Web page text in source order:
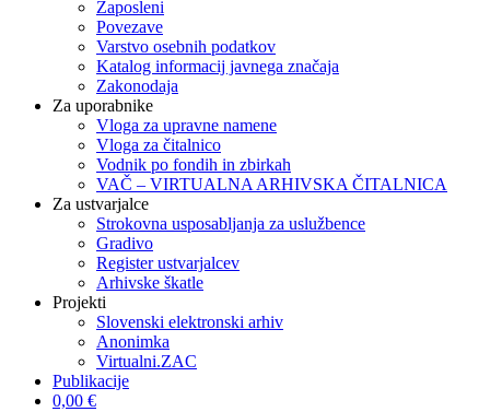
Zaposleni
Povezave
Varstvo osebnih podatkov
Katalog informacij javnega značaja
Zakonodaja
Za uporabnike
Vloga za upravne namene
Vloga za čitalnico
Vodnik po fondih in zbirkah
VAČ – VIRTUALNA ARHIVSKA ČITALNICA
Za ustvarjalce
Strokovna usposabljanja za uslužbence
Gradivo
Register ustvarjalcev
Arhivske škatle
Projekti
Slovenski elektronski arhiv
Anonimka
Virtualni.ZAC
Publikacije
0,00 €